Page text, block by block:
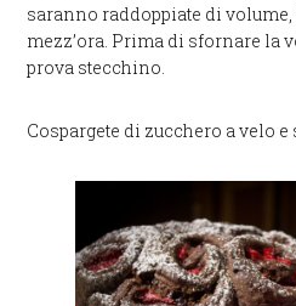
saranno raddoppiate di volume,
mezz’ora. Prima di sfornare la
prova stecchino.
Cospargete di zucchero a velo e